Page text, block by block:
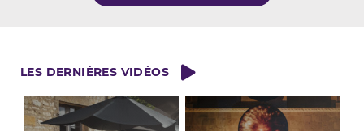
LES DERNIÈRES VIDÉOS